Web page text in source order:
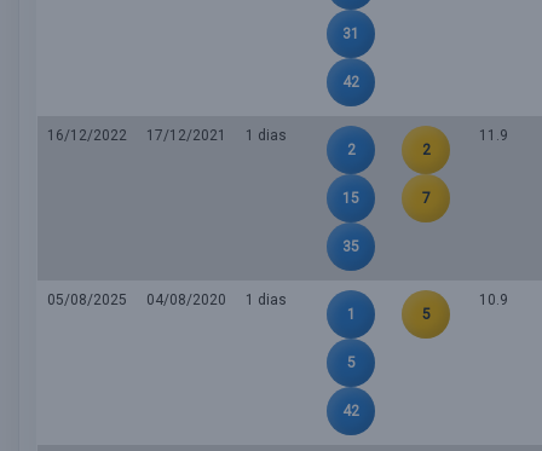
31
42
16/12/2022 17/12/2021
1 dias
2
15
35
2
7
11.9
05/08/2025 04/08/2020
1 dias
1
5
42
5
10.9